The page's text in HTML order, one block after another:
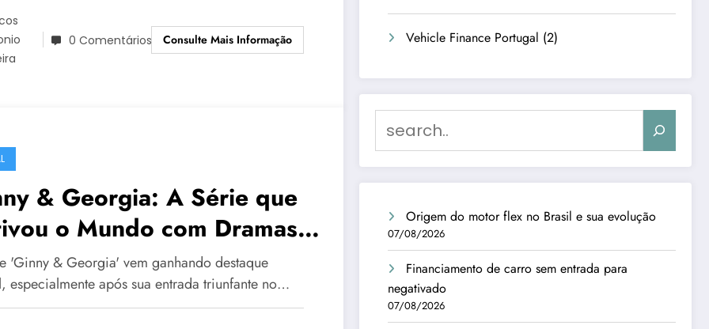
0 Comentários Consulte Mais Informação
& Georgia: A Série que
o Mundo com Dramas,
e Polêmicas
'Ginny & Georgia' vem ganhando destaque
especialmente após sua entrada triunfante no…
Vehicle Finance Portugal (2)
Origem do motor flex no Brasil e sua evolução
07/08/2026
Financiamento de carro sem entrada para
negativado
07/08/2026